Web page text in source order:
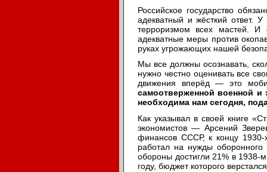
Российское государство
адекватный и жёсткий ответ.
терроризмом всех мастей. И
адекватные меры против
руках угрожающих нашей
Мы все должны осознавать,
нужно честно оценивать все
движения вперёд — это
самоотверженной военной и
необходима нам сегодня,
Как указывал в своей книге
экономистов — Арсений
финансов СССР, к концу 1930-
работал на нужды оборонного
обороны достигли 21% в
году, бюджет которого